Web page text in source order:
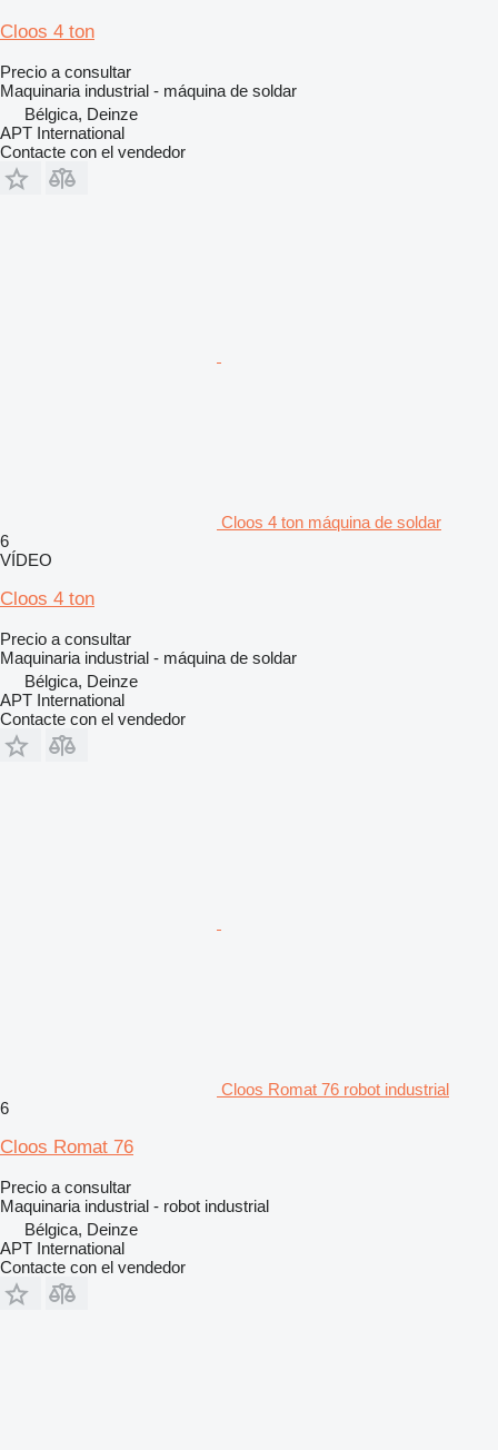
Cloos 4 ton
Precio a consultar
Maquinaria industrial - máquina de soldar
Bélgica, Deinze
APT International
Contacte con el vendedor
Cloos 4 ton máquina de soldar
6
VÍDEO
Cloos 4 ton
Precio a consultar
Maquinaria industrial - máquina de soldar
Bélgica, Deinze
APT International
Contacte con el vendedor
Cloos Romat 76 robot industrial
6
Cloos Romat 76
Precio a consultar
Maquinaria industrial - robot industrial
Bélgica, Deinze
APT International
Contacte con el vendedor